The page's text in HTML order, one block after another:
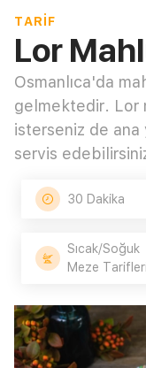
TARIF
Lor
Osmanlıca'da
gelmektedir. Lor
isterseniz de
servis
30 Dakika
Sıcak/Soğuk
Meze